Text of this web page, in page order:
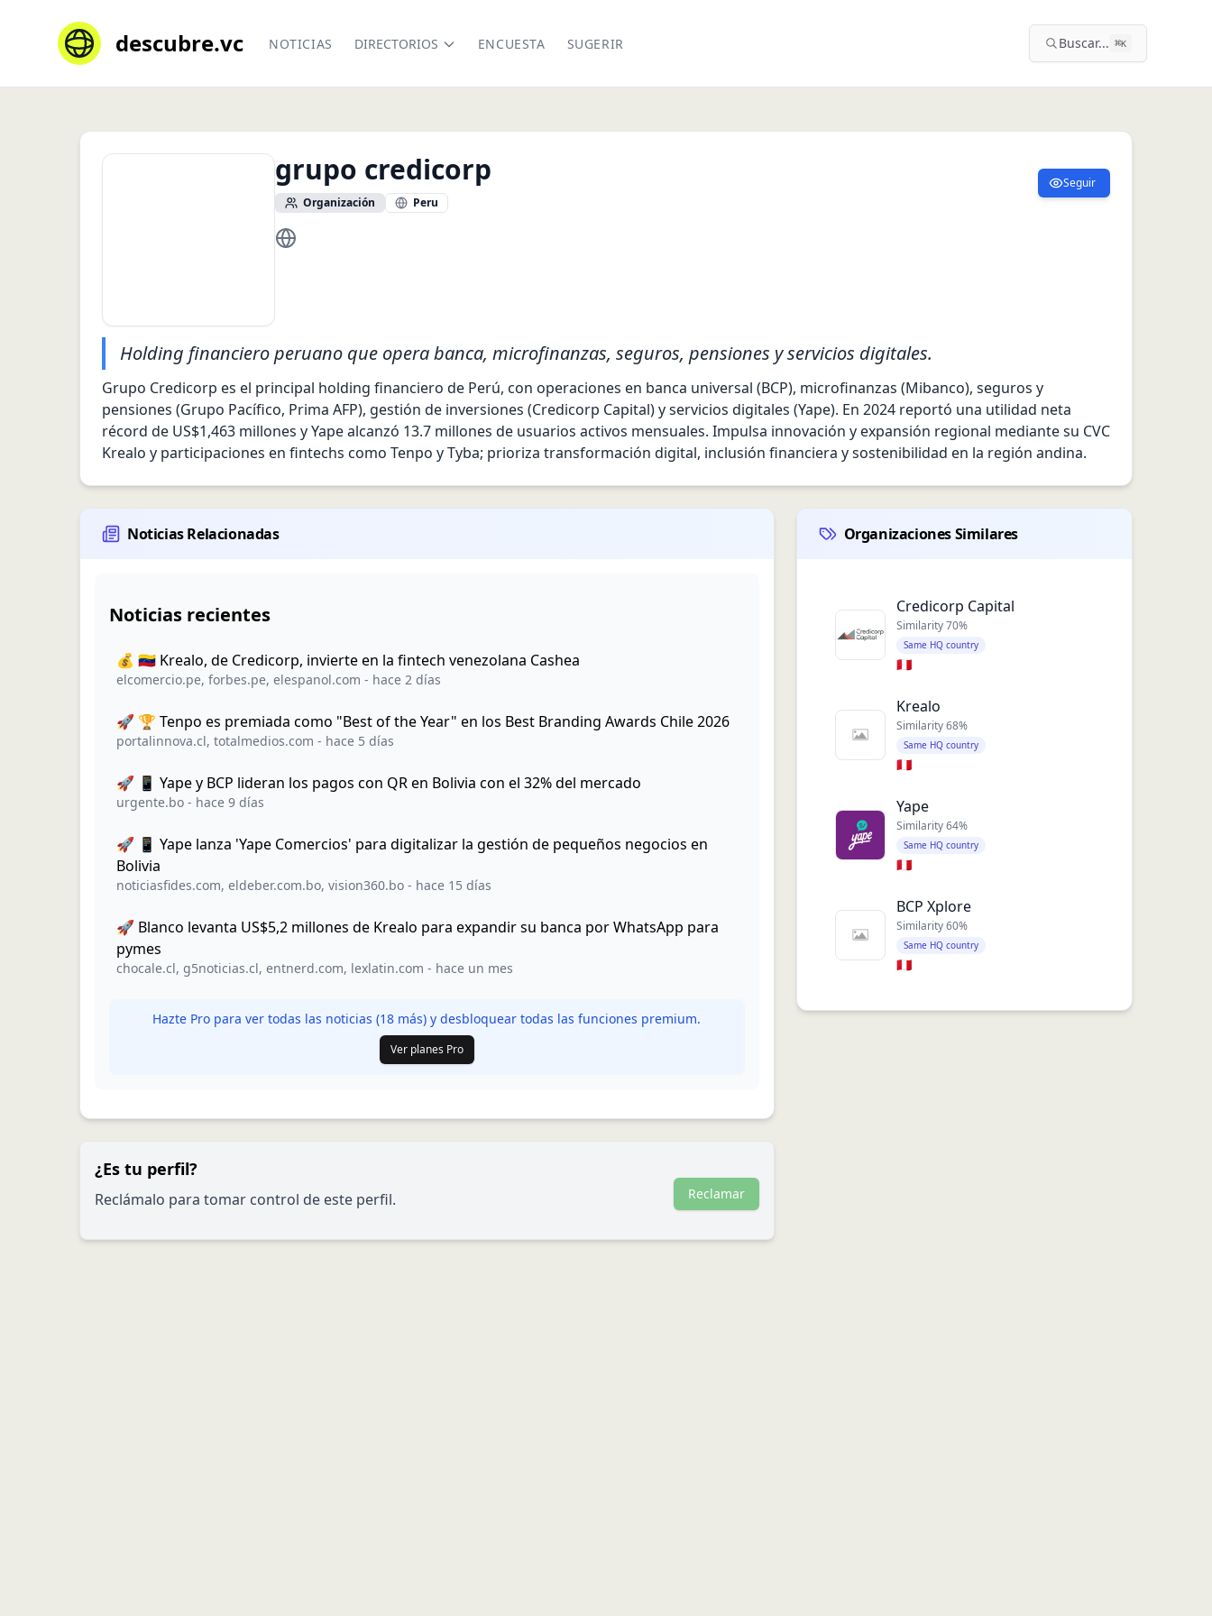
descubre.vc NOTICIAS DIRECTORIOS ENCUESTA SUGERIR Buscar... ⌘K
grupo credicorp
Organización Peru
Seguir
https://www.credicorp.com
Holding financiero peruano que opera banca, microfinanzas, seguros, pensiones y servicios digitales.
Grupo Credicorp es el principal holding financiero de Perú, con operaciones en banca universal (BCP), microfinanzas (Mibanco), seguros y
pensiones (Grupo Pacífico, Prima AFP), gestión de inversiones (Credicorp Capital) y servicios digitales (Yape). En 2024 reportó una utilidad neta
récord de US$1,463 millones y Yape alcanzó 13.7 millones de usuarios activos mensuales. Impulsa innovación y expansión regional mediante su CVC
Krealo y participaciones en fintechs como Tenpo y Tyba; prioriza transformación digital, inclusión financiera y sostenibilidad en la región andina.
Noticias Relacionadas
Noticias recientes
💰 🇻🇪 Krealo, de Credicorp, invierte en la fintech venezolana Cashea
elcomercio.pe, forbes.pe, elespanol.com - hace 2 días
🚀 🏆 Tenpo es premiada como "Best of the Year" en los Best Branding Awards Chile 2026
portalinnova.cl, totalmedios.com - hace 5 días
🚀 📱 Yape y BCP lideran los pagos con QR en Bolivia con el 32% del mercado
urgente.bo - hace 9 días
🚀 📱 Yape lanza 'Yape Comercios' para digitalizar la gestión de pequeños negocios en
Bolivia
noticiasfides.com, eldeber.com.bo, vision360.bo - hace 15 días
🚀 Blanco levanta US$5,2 millones de Krealo para expandir su banca por WhatsApp para
pymes
chocale.cl, g5noticias.cl, entnerd.com, lexlatin.com - hace un mes
Hazte Pro para ver todas las noticias (18 más) y desbloquear todas las funciones premium.
Ver planes Pro
¿Es tu perfil?
Reclámalo para tomar control de este perfil. Reclamar
Organizaciones Similares
Credicorp Capital
Similarity70%
Same HQ country
🇵🇪
Krealo
Similarity68%
Same HQ country
🇵🇪
Yape
Similarity64%
Same HQ country
🇵🇪
BCP Xplore
Similarity60%
Same HQ country
🇵🇪